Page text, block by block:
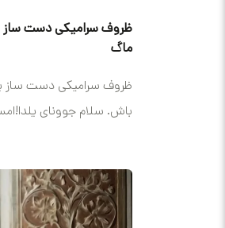
ظروف سرامیکی دست ساز
ماگ
ظروف سرامیکی دست ساز
باش. سلام جوونای